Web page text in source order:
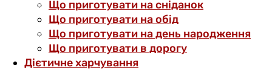
Що приготувати на сніданок
Що приготувати на обід
Що приготувати на день народження
Що приготувати в дорогу
Дієтичне харчування